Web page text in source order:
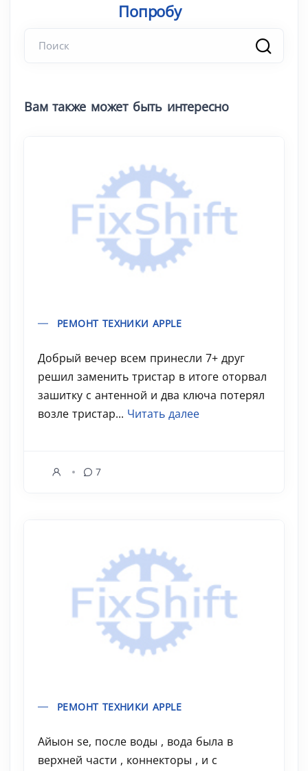
Попробуйте пои
Вам также может быть интересно
РЕМОНТ ТЕХНИКИ APPLE
Добрый вечер всем принесли 7+ друг
решил заменить тристар в итоге оторвал
зашитку с антенной и два ключа потерял
возле тристар... Читать далее
7
РЕМОНТ ТЕХНИКИ APPLE
Айыон se, после воды , вода была в
верхней части , коннекторы , и с